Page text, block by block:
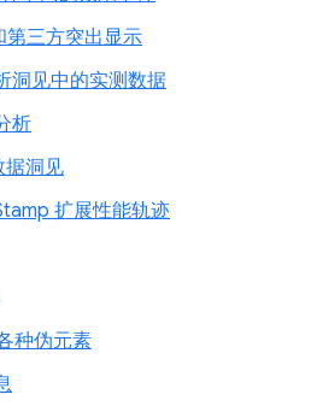
第三方突出显示
洞见中的实测数据
析
据洞见
扩展性能轨迹
种伪元素